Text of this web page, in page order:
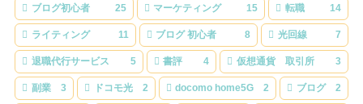
ブログ初心者 25 マーケティング 15 転職 14
ライティング 11 ブログ 初心者 8 光回線 7
退職代行サービス 5 書評 4 仮想通貨 取引所 3
副業 3 ドコモ光 2 docomo home5G 2 ブログ 2